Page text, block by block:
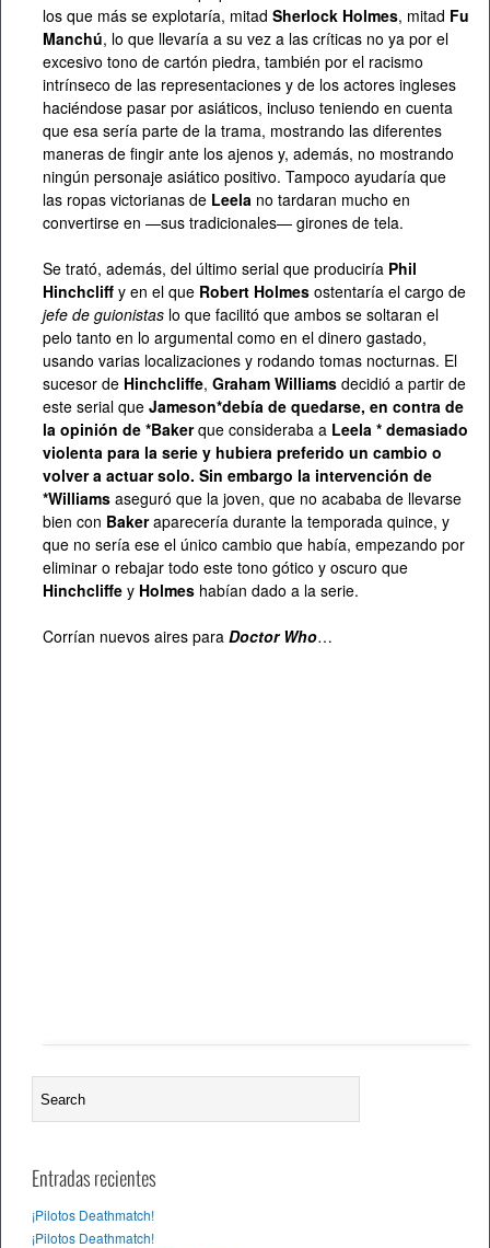
los que más se explotaría, mitad Sherlock Holmes, mitad Fu
Manchú, lo que llevaría a su vez a las críticas no ya por el
excesivo tono de cartón piedra, también por el racismo
intrínseco de las representaciones y de los actores ingleses
haciéndose pasar por asiáticos, incluso teniendo en cuenta
que esa sería parte de la trama, mostrando las diferentes
maneras de fingir ante los ajenos y, además, no mostrando
ningún personaje asiático positivo. Tampoco ayudaría que
las ropas victorianas de Leela no tardaran mucho en
convertirse en —sus tradicionales— girones de tela.
Se trató, además, del último serial que produciría Phil
Hinchcliff y en el que Robert Holmes ostentaría el cargo de
jefe de guionistas lo que facilitó que ambos se soltaran el
pelo tanto en lo argumental como en el dinero gastado,
usando varias localizaciones y rodando tomas nocturnas. El
sucesor de Hinchcliffe, Graham Williams decidió a partir de
este serial que Jameson*debía de quedarse, en contra de
la opinión de *Bakerque consideraba a Leela * demasiado
violenta para la serie y hubiera preferido un cambio o
volver a actuar solo. Sin embargo la intervención de
*Williams aseguró que la joven, que no acababa de llevarse
bien con Bakeraparecería durante la temporada quince, y
que no sería ese el único cambio que había, empezando por
eliminar o rebajar todo este tono gótico y oscuro que
Hinchcliffe y Holmes habían dado a la serie.
Corrían nuevos aires para Doctor Who…
Entradas recientes
¡Pilotos Deathmatch!
¡Pilotos Deathmatch!